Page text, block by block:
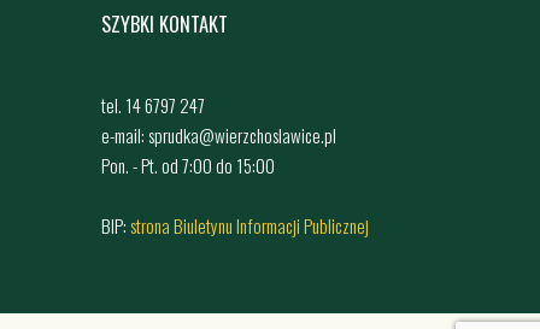
SZYBKI KONTAKT
tel. 14 6797 247
e-mail: sprudka@wierzchoslawice.pl
Pon. - Pt. od 7:00 do 15:00
BIP:strona Biuletynu Informacji Publicznej